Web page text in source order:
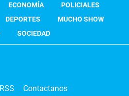
ECONOMÍA
POLICIALES
DEPORTES
MUCHO SHOW
SOCIEDAD
RSS Contactanos